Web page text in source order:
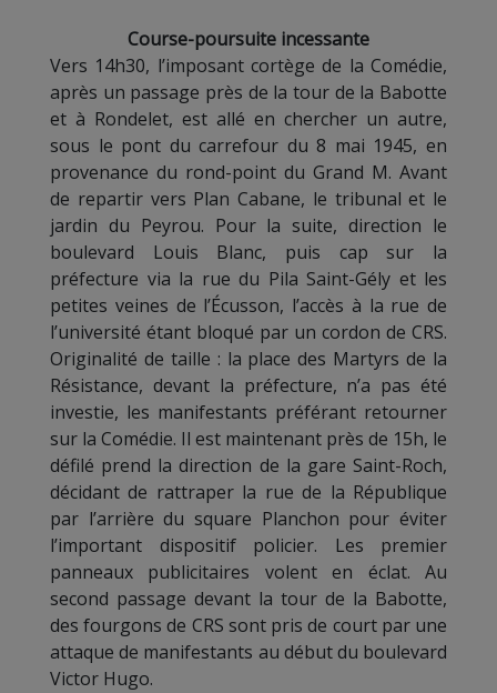
Course-poursuite incessante
Vers 14h30, l’imposant cortège de la Comédie,
après un passage près de la tour de la Babotte
et à Rondelet, est allé en chercher un autre,
sous le pont du carrefour du 8 mai 1945, en
provenance du rond-point du Grand M. Avant
de repartir vers Plan Cabane, le tribunal et le
jardin du Peyrou. Pour la suite, direction le
boulevard Louis Blanc, puis cap sur la
préfecture via la rue du Pila Saint-Gély et les
petites veines de l’Écusson, l’accès à la rue de
l’université étant bloqué par un cordon de CRS.
Originalité de taille : la place des Martyrs de la
Résistance, devant la préfecture, n’a pas été
investie, les manifestants préférant retourner
sur la Comédie. Il est maintenant près de 15h, le
défilé prend la direction de la gare Saint-Roch,
décidant de rattraper la rue de la République
par l’arrière du square Planchon pour éviter
l’important dispositif policier. Les premier
panneaux publicitaires volent en éclat. Au
second passage devant la tour de la Babotte,
des fourgons de CRS sont pris de court par une
attaque de manifestants au début du boulevard
Victor Hugo.